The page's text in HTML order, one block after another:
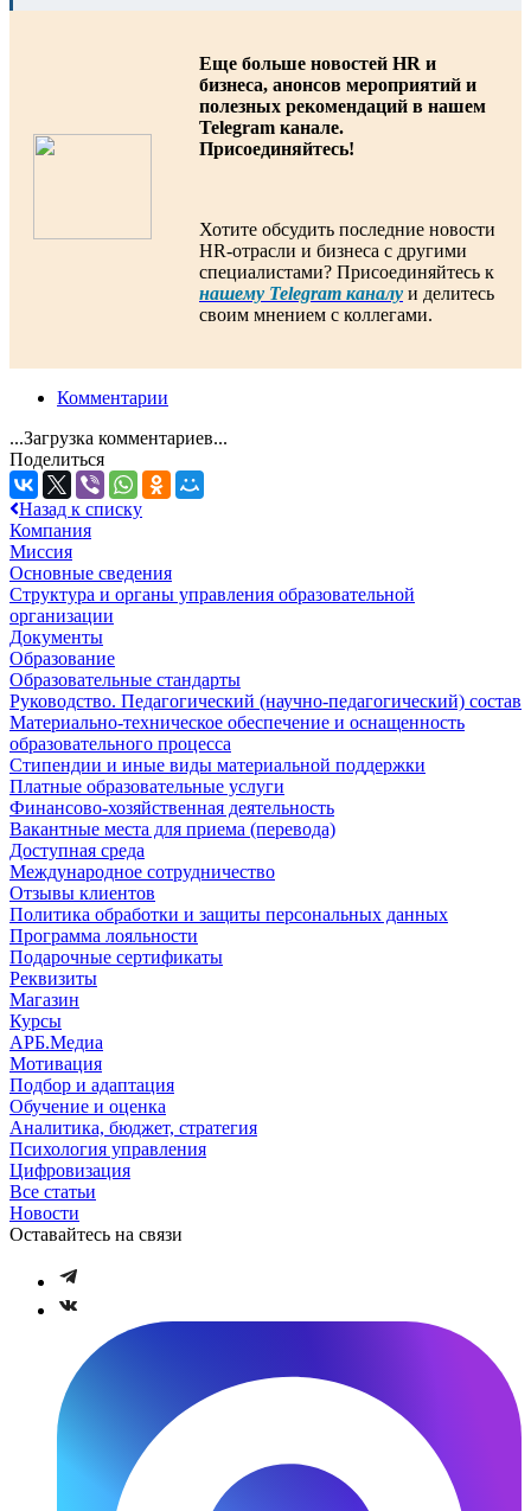
Еще больше новостей HR и
бизнеса, анонсов мероприятий и
полезных рекомендаций в нашем
Telegram канале.
Присоединяйтесь!
Хотите обсудить последние новости
HR-отрасли и бизнеса с другими
специалистами? Присоединяйтесь к
нашему Telegram каналу и делитесь
своим мнением с коллегами.
Комментарии
...Загрузка комментариев...
Поделиться
Назад к списку
Компания
Миссия
Основные сведения
Структура и органы управления образовательной
организации
Документы
Образование
Образовательные стандарты
Руководство. Педагогический (научно-педагогический) состав
Материально-техническое обеспечение и оснащенность
образовательного процесса
Стипендии и иные виды материальной поддержки
Платные образовательные услуги
Финансово-хозяйственная деятельность
Вакантные места для приема (перевода)
Доступная среда
Международное сотрудничество
Отзывы клиентов
Политика обработки и защиты персональных данных
Программа лояльности
Подарочные сертификаты
Реквизиты
Магазин
Курсы
АРБ.Медиа
Мотивация
Подбор и адаптация
Обучение и оценка
Аналитика, бюджет, стратегия
Психология управления
Цифровизация
Все статьи
Новости
Оставайтесь на связи